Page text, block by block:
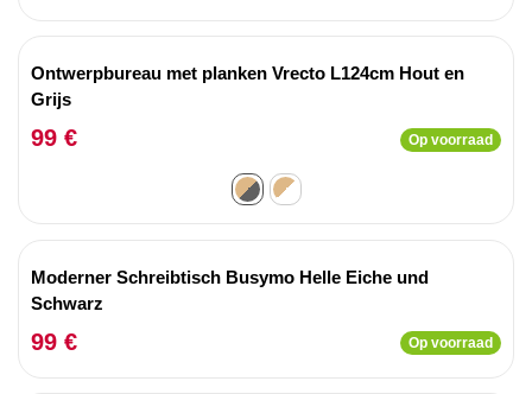
Ontwerpbureau met planken Vrecto L124cm Hout en
Grijs
99 € Op voorraad
Moderner Schreibtisch Busymo Helle Eiche und
Schwarz
99 € Op voorraad